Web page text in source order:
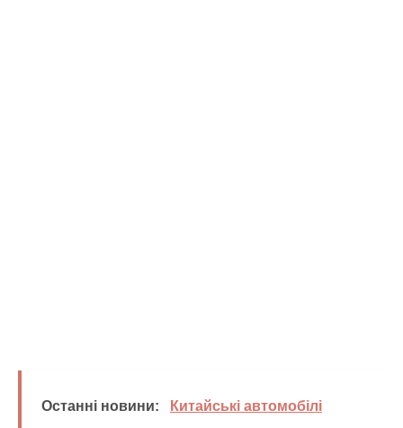
Останні новини:
Китайські автомобілі